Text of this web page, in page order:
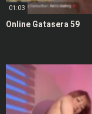
01:03
Online Gatasera 59